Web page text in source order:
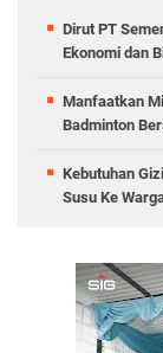
Dirut PT
Ekonomi dan
Manfaatkan
Badminton
Kebutuhan
Susu Ke